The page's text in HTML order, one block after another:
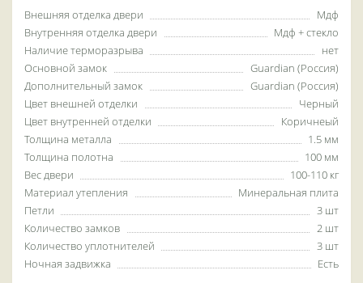
Внешняя отделка двери
Мдф
Внутренняя отделка двери
Мдф + стекло
Наличие терморазрыва
нет
Основной замок
Guardian (Россия)
Дополнительный замок
Guardian (Россия)
Цвет внешней отделки
Черный
Цвет внутренней отделки
Коричнеый
Толщина металла
1.5 мм
Толщина полотна
100 мм
Вес двери
100-110 кг
Материал утепления
Минеральная плита
Петли
3 шт
Количество замков
2 шт
Количество уплотнителей
3 шт
Ночная задвижка
Есть